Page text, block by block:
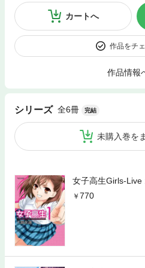
カートへ
作品をチ
作品情報
シリーズ 全6冊 完結
未購入巻を
女子高生Girls-Live
770